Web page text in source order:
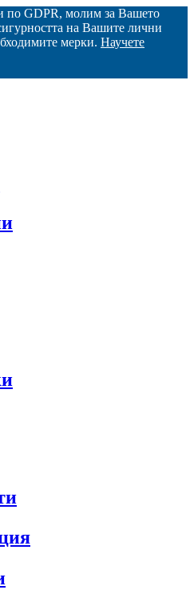
по GDPR, молим за Вашето
на Вашите лични
мерки. Научете